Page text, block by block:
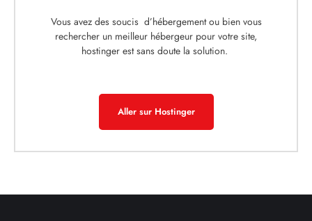
Vous avez des soucis d’hébergement ou bien vous
rechercher un meilleur hébergeur pour votre site,
hostinger est sans doute la solution.
Aller sur Hostinger